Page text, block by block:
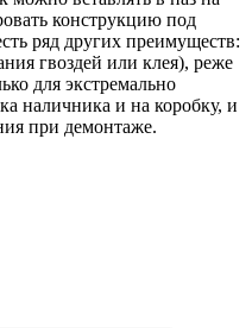
конструкцию под
ряд других преимуществ:
гвоздей или клея), реже
для экстремально
наличника и на коробку, и
при демонтаже.